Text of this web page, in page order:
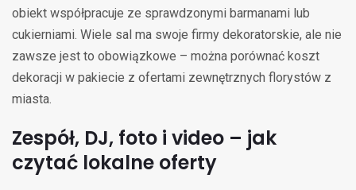
obiekt współpracuje ze sprawdzonymi barmanami lub
cukierniami. Wiele sal ma swoje firmy dekoratorskie, ale nie
zawsze jest to obowiązkowe – można porównać koszt
dekoracji w pakiecie z ofertami zewnętrznych florystów z
miasta.
Zespół, DJ, foto i video – jak
czytać lokalne oferty